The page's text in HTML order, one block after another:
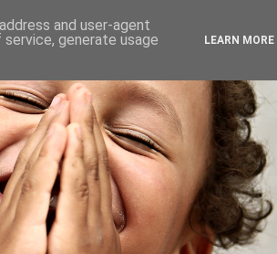
and user-agent
generate usage
LEARN MORE